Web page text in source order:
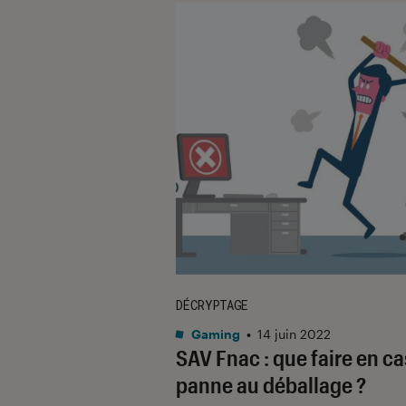
SAV Fnac : que faire en
panne au déballage ?
DÉCRYPTAGE
Gaming • 14 juin 2022